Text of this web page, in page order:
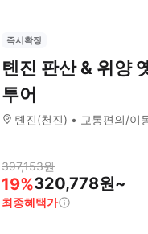
즉시확정
톈진 판산 & 위양
투어
톈진(천진) 교통편의/이
397,153원
19%320,778원~
최종혜택가